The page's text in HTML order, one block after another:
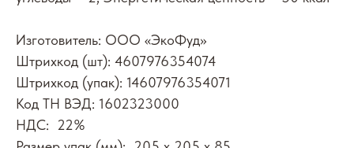
Изготовитель: ООО «ЭкоФуд»
Штрихкод (шт): 4607976354074
Штрихкод (упак): 14607976354071
Код ТН ВЭД: 1602323000
НДС: 22%